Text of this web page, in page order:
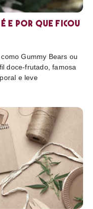
é e por que ficou
Gummy Bears ou
doce-frutado, famosa
e leve